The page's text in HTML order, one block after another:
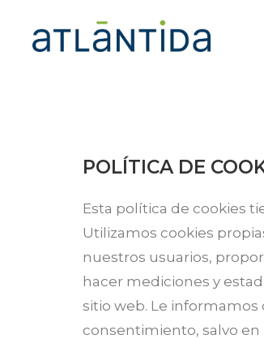
POLÍTICA DE
Esta política de cookies
Utilizamos cookies
nuestros usuarios,
hacer mediciones y
sitio web. Le informamos
consentimiento, salvo en